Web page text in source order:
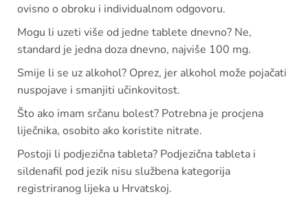
ovisno o obroku i individualnom odgovoru.
Mogu li uzeti više od jedne tablete dnevno? Ne,
standard je jedna doza dnevno, najviše 100 mg.
Smije li se uz alkohol? Oprez, jer alkohol može pojačati
nuspojave i smanjiti učinkovitost.
Što ako imam srčanu bolest? Potrebna je procjena
liječnika, osobito ako koristite nitrate.
Postoji li podjezična tableta? Podjezična tableta i
sildenafil pod jezik nisu službena kategorija
registriranog lijeka u Hrvatskoj.